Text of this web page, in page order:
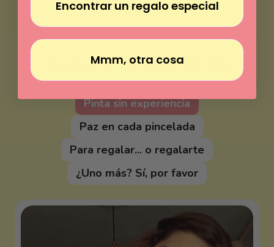
Mucho más que pintar
Pinta sin experiencia
Paz en cada pincelada
Para regalar... o regalarte
¿Uno más? Sí, por favor
Encontrar un regalo especial
Mmm, otra cosa